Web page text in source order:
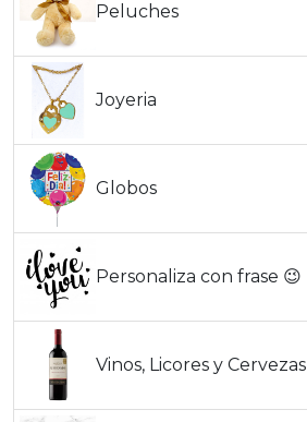
Peluches
Joyeria
Globos
Personaliza con frase 😉
Vinos, Licores y Cervezas